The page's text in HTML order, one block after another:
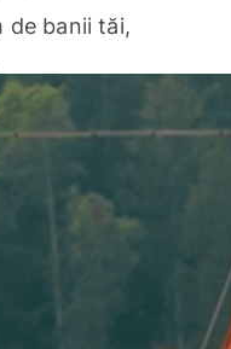
de banii tăi,